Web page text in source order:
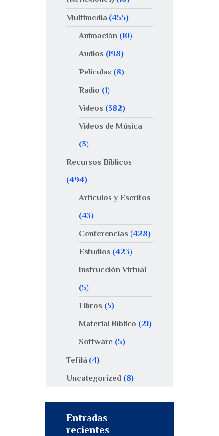
Multimedia (455)
Animación(10)
Audios (198)
Películas (8)
Radio (1)
Videos (382)
Videos de Música
(3)
Recursos Bíblicos
(494)
Artículos y Escritos
(43)
Conferencias (428)
Estudios (423)
Instrucción Virtual
(5)
Libros (5)
Material Bíblico (21)
Software(5)
Tefilá (4)
Uncategorized (8)
Entradas
recientes